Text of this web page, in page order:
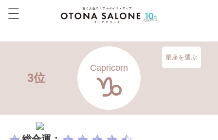
3位
Capricorn
星座を選ぶ